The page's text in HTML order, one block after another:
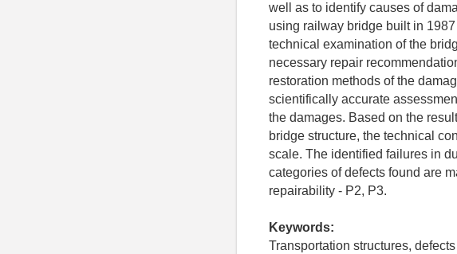
well as to identify causes of
using railway bridge built in
technical examination of the
necessary repair
restoration methods of the
scientifically accurate
the damages. Based on the
bridge structure, the technical
scale. The identified failures in
categories of defects found are
repairability - P2, Р3.
Keywords:
Transportation structures,